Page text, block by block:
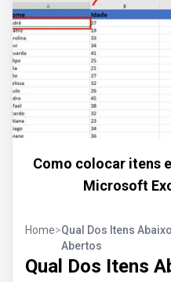
Como colocar itens
Microsoft
Home>Qual Dos Itens
Abertos
Qual Dos Itens